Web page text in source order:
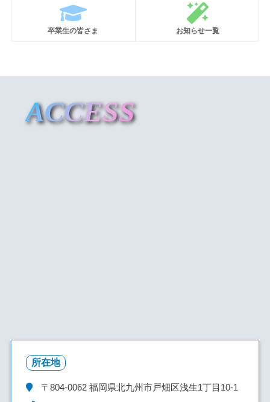
卒業生の皆さま お知らせ一覧
ACCESS
所在地
〒804-0062福岡県北九州市戸畑区浅生1丁目10-1